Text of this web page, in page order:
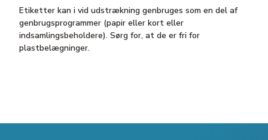
Etiketter kan i vid udstrækning genbruges som en del af
genbrugsprogrammer (papir eller kort eller
indsamlingsbeholdere). Sørg for, at de er fri for
plastbelægninger.